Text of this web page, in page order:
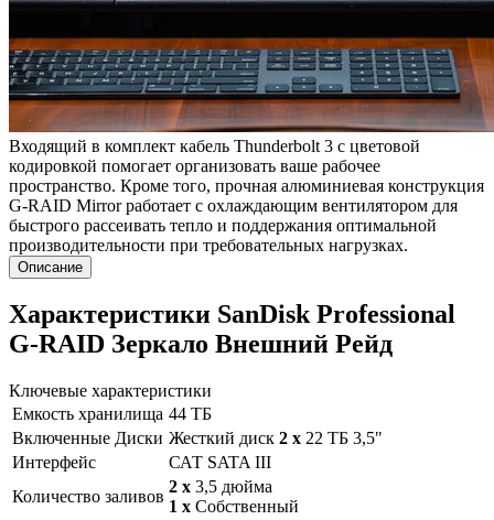
Входящий в комплект кабель Thunderbolt 3 с цветовой
кодировкой помогает организовать ваше рабочее
пространство. Кроме того, прочная алюминиевая конструкция
G-RAID Mirror работает с охлаждающим вентилятором для
быстрого рассеивать тепло и поддержания оптимальной
производительности при требовательных нагрузках.
Описание
Характеристики SanDisk Professional
G-RAID Зеркало Внешний Рейд
Ключевые характеристики
Емкость хранилища 44 ТБ
Включенные Диски Жесткий диск 2 x 22 ТБ 3,5"
Интерфейс
САТ SATA III
Количество заливов
2 x 3,5 дюйма
1 x Собственный